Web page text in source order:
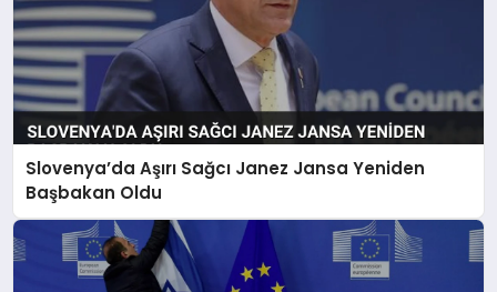
Slovenya’da Aşırı Sağcı Janez Jansa Yeniden
Başbakan Oldu